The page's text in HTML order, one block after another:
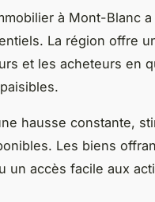
à Mont-Blanc
La région offre
et les acheteurs en
hausse constante,
Les biens
un accès facile aux